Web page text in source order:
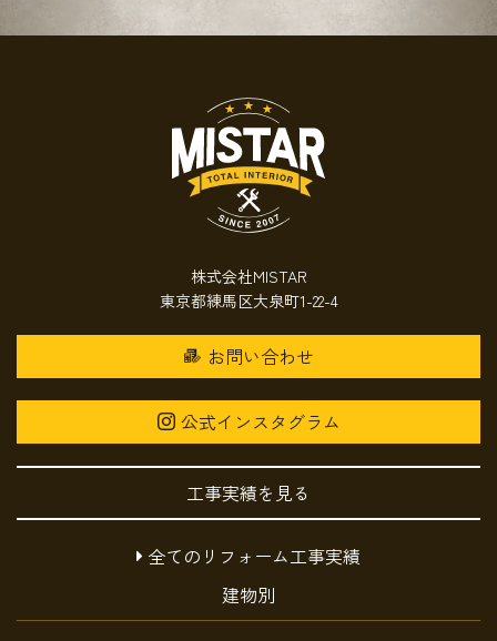
株式会社MISTAR
東京都練馬区大泉町1-22-4
お問い合わせ
公式インスタグラム
工事実績を見る
全てのリフォーム工事実績
建物別